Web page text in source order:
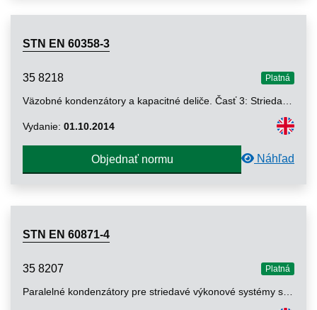
STN EN 60358-3
35 8218 Platná
Vydanie: 01.10.2014
Objednať normu Náhľad
STN EN 60871-4
35 8207 Platná